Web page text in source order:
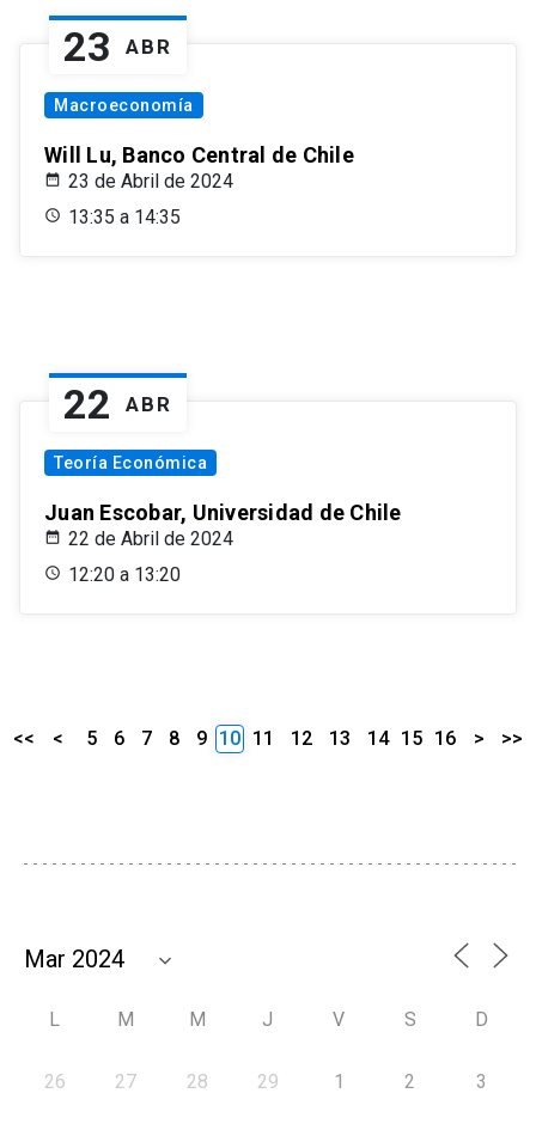
23 ABR
Macroeconomía
Will Lu, Banco Central de Chile
23 de Abril de 2024
13:35 a 14:35
22 ABR
Teoría Económica
Juan Escobar, Universidad de Chile
22 de Abril de 2024
12:20 a 13:20
<< < 5 6 7 8 9 10 11 12 13 14 15 16 > >>
L M M J V S D
26 27 28 29 1 2 3